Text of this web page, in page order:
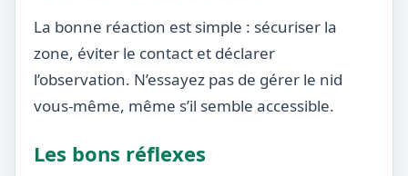
La bonne réaction est simple : sécuriser la
zone, éviter le contact et déclarer
l’observation. N’essayez pas de gérer le nid
vous-même, même s’il semble accessible.
Les bons réflexes